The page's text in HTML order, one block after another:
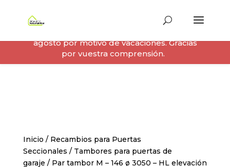
Inicio / Recambios para Puertas
Seccionales / Tambores para puertas de
garaje / Par tambor M – 146 ø 3050 – HL elevación
periodo del 10 al 23 de agosto, ambos
agosto por motivo de vacaciones. Gracias
por vuestra comprensión.